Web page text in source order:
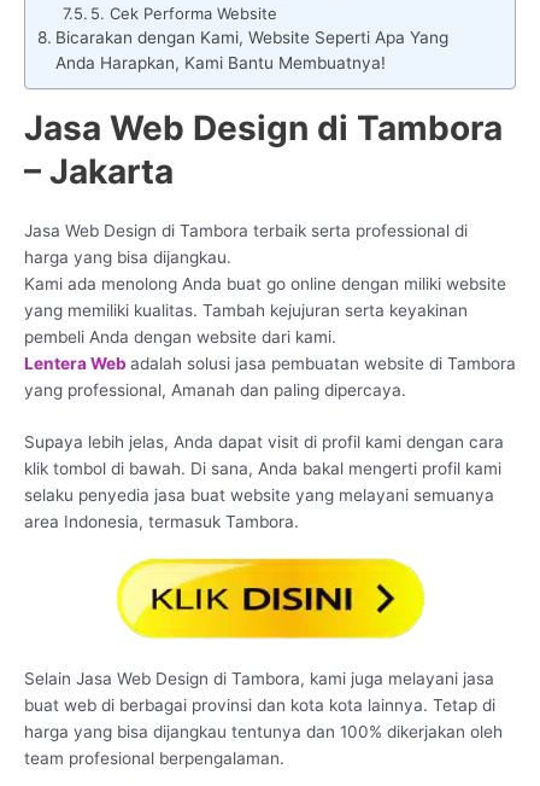
5. Cek Performa Website
Bicarakan dengan Kami, Website Seperti Apa Yang
Anda Harapkan, Kami Bantu Membuatnya!
Jasa Web Design di Tambora
– Jakarta
Jasa Web Design di Tambora terbaik serta professional di
harga yang bisa dijangkau.
Kami ada menolong Anda buat go online dengan miliki website
yang memiliki kualitas. Tambah kejujuran serta keyakinan
pembeli Anda dengan website dari kami.
Lentera Web adalah solusi jasa pembuatan website di Tambora
yang professional, Amanah dan paling dipercaya.
Supaya lebih jelas, Anda dapat visit di profil kami dengan cara
klik tombol di bawah. Di sana, Anda bakal mengerti profil kami
selaku penyedia jasa buat website yang melayani semuanya
area Indonesia, termasuk Tambora.
Selain Jasa Web Design di Tambora, kami juga melayani jasa
buat web di berbagai provinsi dan kota kota lainnya. Tetap di
harga yang bisa dijangkau tentunya dan 100% dikerjakan oleh
team profesional berpengalaman.